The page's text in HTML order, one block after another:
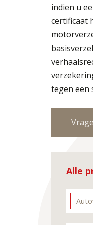
indien u
certificaat
tegen een
Alle